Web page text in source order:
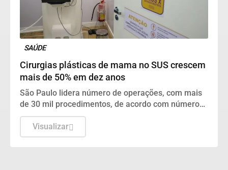
SAÚDE
Cirurgias plásticas de mama no SUS crescem
mais de 50% em dez anos
São Paulo lidera número de operações, com mais
de 30 mil procedimentos, de acordo com números
da Sociedade Brasileira de Cirurgia Plástica.
Visualizar